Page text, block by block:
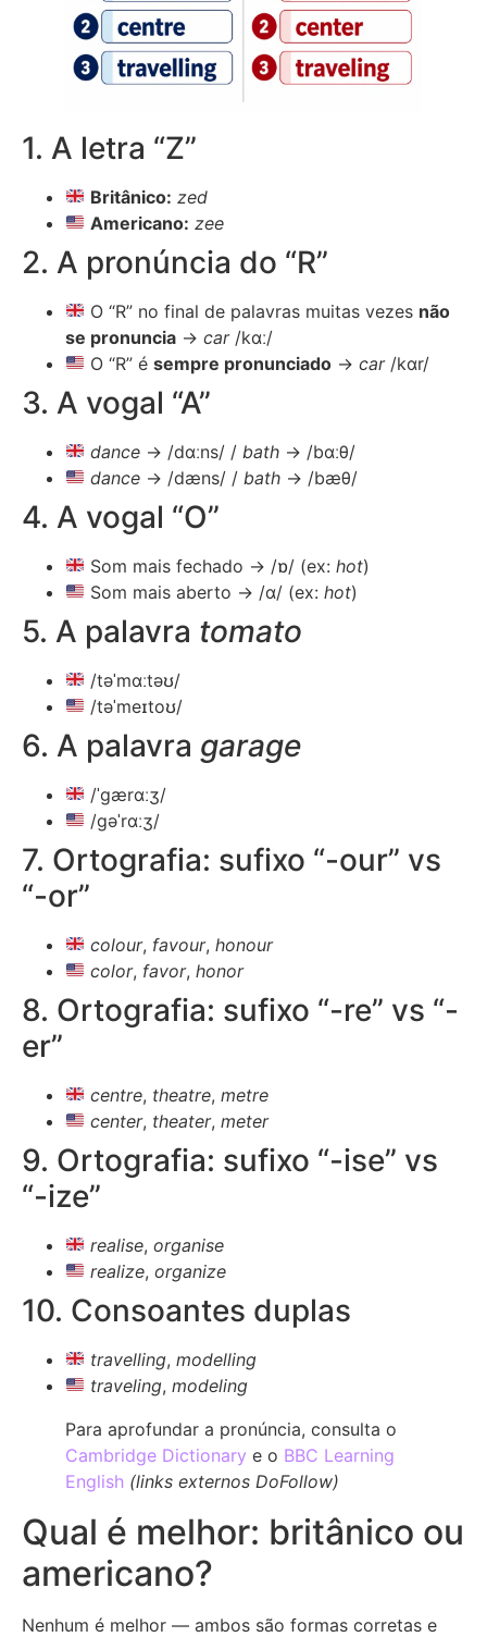
1. A letra “Z”
Britânico: zed
Americano: zee
2. A pronúncia do “R”
O “R” no final de palavras muitas vezes não
se pronuncia → car/kɑː/
O “R” ésempre pronunciado →car/kɑr/
3. A vogal “A”
dance → /dɑːns/ / bath → /bɑːθ/
dance → /dæns/ / bath → /bæθ/
4. A vogal “O”
Som mais fechado → /ɒ/ (ex:hot)
Som mais aberto → /ɑ/ (ex:hot)
5. A palavra tomato
/təˈmɑːtəʊ/
/təˈmeɪtoʊ/
6. A palavra garage
/ˈɡærɑːʒ/
/ɡəˈrɑːʒ/
7. Ortografia: sufixo “-our” vs
“-or”
colour, favour,honour
color, favor,honor
8. Ortografia: sufixo “-re” vs “-
er”
centre, theatre,metre
center, theater,meter
9. Ortografia: sufixo “-ise” vs
“-ize”
realise,organise
realize,organize
10. Consoantes duplas
travelling,modelling
traveling,modeling
Para aprofundar a pronúncia, consulta o
Cambridge Dictionary e o BBC Learning
English (links externos DoFollow)
Qual é melhor: britânico ou
americano?
Nenhum é melhor — ambos são formas corretas e